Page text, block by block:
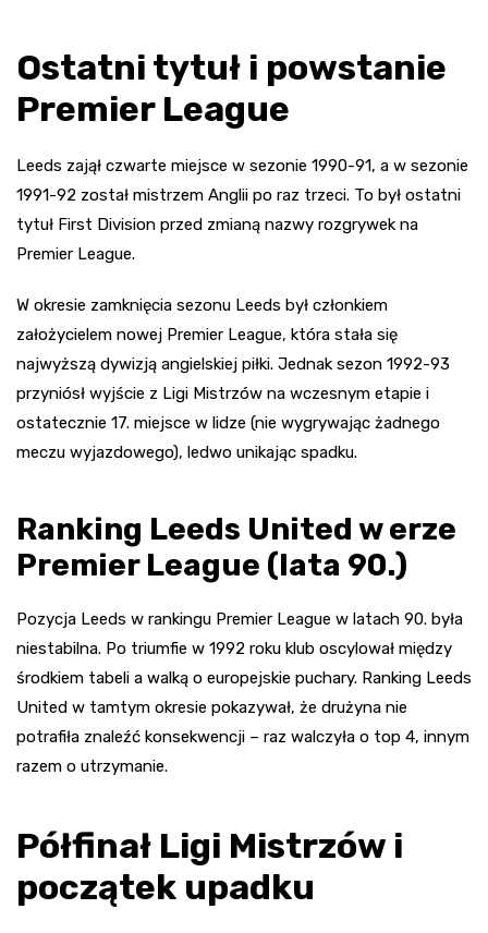
Ostatni tytuł i powstanie
Premier League
Leeds zajął czwarte miejsce w sezonie 1990-91, a w sezonie
1991-92 został mistrzem Anglii po raz trzeci. To był ostatni
tytuł First Division przed zmianą nazwy rozgrywek na
Premier League.
W okresie zamknięcia sezonu Leeds był członkiem
założycielem nowej Premier League, która stała się
najwyższą dywizją angielskiej piłki. Jednak sezon 1992-93
przyniósł wyjście z Ligi Mistrzów na wczesnym etapie i
ostatecznie 17. miejsce w lidze (nie wygrywając żadnego
meczu wyjazdowego), ledwo unikając spadku.
Ranking Leeds United w erze
Premier League (lata 90.)
Pozycja Leeds w rankingu Premier League w latach 90. była
niestabilna. Po triumfie w 1992 roku klub oscylował między
środkiem tabeli a walką o europejskie puchary. Ranking Leeds
United w tamtym okresie pokazywał, że drużyna nie
potrafiła znaleźć konsekwencji – raz walczyła o top 4, innym
razem o utrzymanie.
Półfinał Ligi Mistrzów i
początek upadku